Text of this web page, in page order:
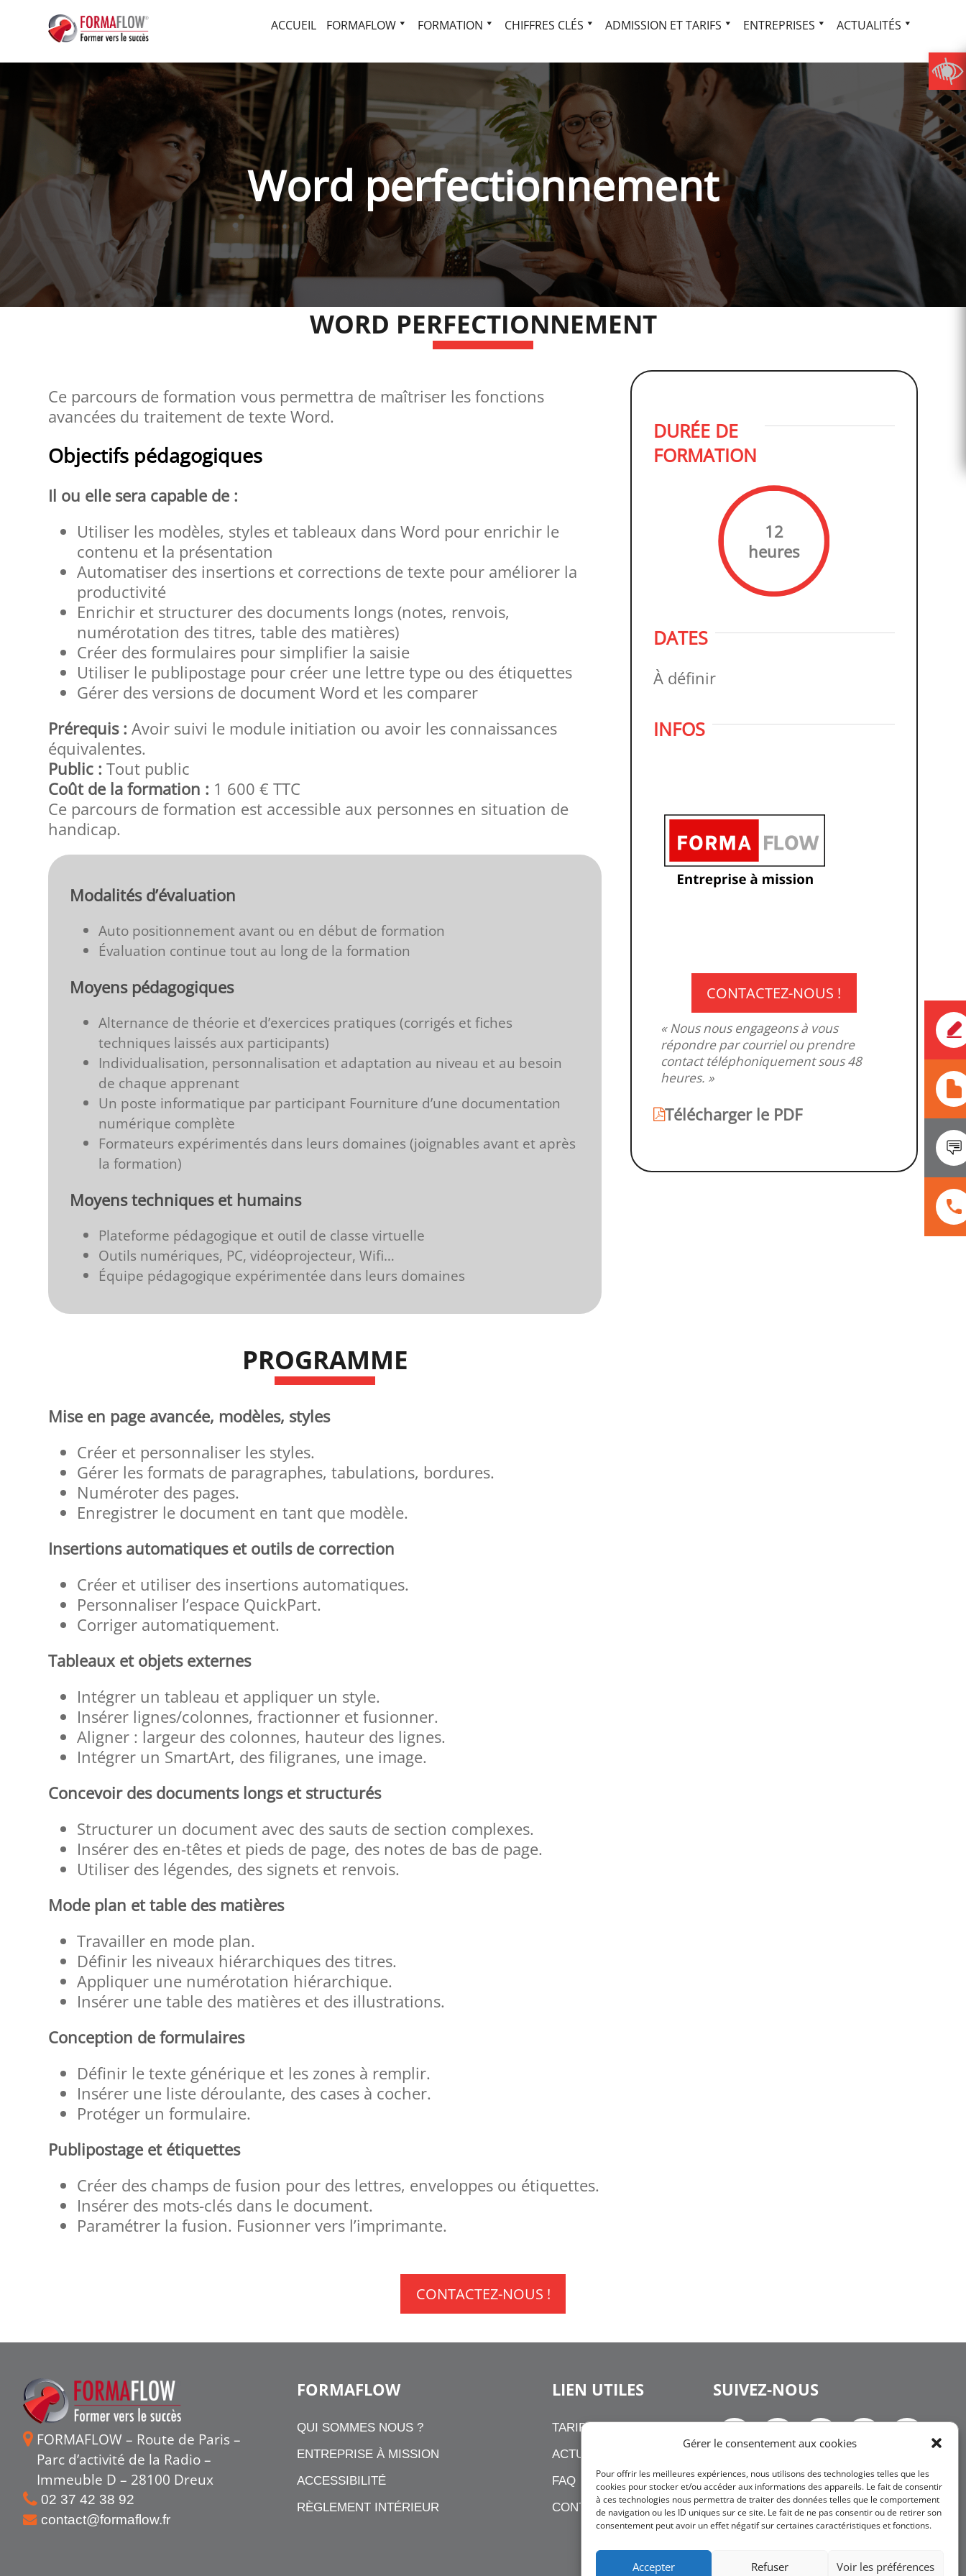
Gérer le consentement aux cookies
Pour offrir les meilleures expériences, nous utilisons des technologies telles que les
cookies pour stocker et/ou accéder aux informations des appareils. Le fait de consentir
à ces technologies nous permettra de traiter des données telles que le comportement
de navigation ou les ID uniques sur ce site. Le fait de ne pas consentir ou de retirer son
consentement peut avoir un effet négatif sur certaines caractéristiques et fonctions.
Accepter Refuser Voir les préférences
ACCUEIL FORMAFLOW FORMATION CHIFFRES CLÉS ADMISSION ET TARIFS ENTREPRISES ACTUALITÉS
Word perfectionnement
WORD PERFECTIONNEMENT
Ce parcours de formation vous permettra de maîtriser les fonctions
avancées du traitement de texte Word.
Objectifs pédagogiques
Il ou elle sera capable de :
Utiliser les modèles, styles et tableaux dans Word pour enrichir le
contenu et la présentation
Automatiser des insertions et corrections de texte pour améliorer la
productivité
Enrichir et structurer des documents longs (notes, renvois,
numérotation des titres, table des matières)
Créer des formulaires pour simplifier la saisie
Utiliser le publipostage pour créer une lettre type ou des étiquettes
Gérer des versions de document Word et les comparer
Prérequis : Avoir suivi le module initiation ou avoir les connaissances
équivalentes.
Public : Tout public
Coût de la formation : 1 600 € TTC
Ce parcours de formation est accessible aux personnes en situation de
handicap.
Modalités d’évaluation
Auto positionnement avant ou en début de formation
Évaluation continue tout au long de la formation
Moyens pédagogiques
Alternance de théorie et d’exercices pratiques (corrigés et fiches
techniques laissés aux participants)
Individualisation, personnalisation et adaptation au niveau et au besoin
de chaque apprenant
Un poste informatique par participant Fourniture d’une documentation
numérique complète
Formateurs expérimentés dans leurs domaines (joignables avant et après
la formation)
Moyens techniques et humains
Plateforme pédagogique et outil de classe virtuelle
Outils numériques, PC, vidéoprojecteur, Wifi…
Équipe pédagogique expérimentée dans leurs domaines
PROGRAMME
Mise en page avancée, modèles, styles
Créer et personnaliser les styles.
Gérer les formats de paragraphes, tabulations, bordures.
Numéroter des pages.
Enregistrer le document en tant que modèle.
Insertions automatiques et outils de correction
Créer et utiliser des insertions automatiques.
Personnaliser l’espace QuickPart.
Corriger automatiquement.
Tableaux et objets externes
Intégrer un tableau et appliquer un style.
Insérer lignes/colonnes, fractionner et fusionner.
Aligner : largeur des colonnes, hauteur des lignes.
Intégrer un SmartArt, des filigranes, une image.
Concevoir des documents longs et structurés
Structurer un document avec des sauts de section complexes.
Insérer des en-têtes et pieds de page, des notes de bas de page.
Utiliser des légendes, des signets et renvois.
Mode plan et table des matières
Travailler en mode plan.
Définir les niveaux hiérarchiques des titres.
Appliquer une numérotation hiérarchique.
Insérer une table des matières et des illustrations.
Conception de formulaires
Définir le texte générique et les zones à remplir.
Insérer une liste déroulante, des cases à cocher.
Protéger un formulaire.
Publipostage et étiquettes
Créer des champs de fusion pour des lettres, enveloppes ou étiquettes.
Insérer des mots-clés dans le document.
Paramétrer la fusion. Fusionner vers l’imprimante.
DURÉE DE
FORMATION
12
heures
DATES
À définir
INFOS
CONTACTEZ-NOUS !
« Nous nous engageons à vous
répondre par courriel ou prendre
contact téléphoniquement sous 48
heures. »
Télécharger le PDF
CONTACTEZ-NOUS !
FORMAFLOW – Route de Paris –
Parc d’activité de la Radio –
Immeuble D – 28100 Dreux
02 37 42 38 92
contact@formaflow.fr
FORMAFLOW
QUI SOMMES NOUS ?
ENTREPRISE À MISSION
ACCESSIBILITÉ
RÈGLEMENT INTÉRIEUR
LIEN UTILES
TARIFS
ACTUALITÉS
FAQ
CONTACT
SUIVEZ-NOUS
NEWSLETTER
JE